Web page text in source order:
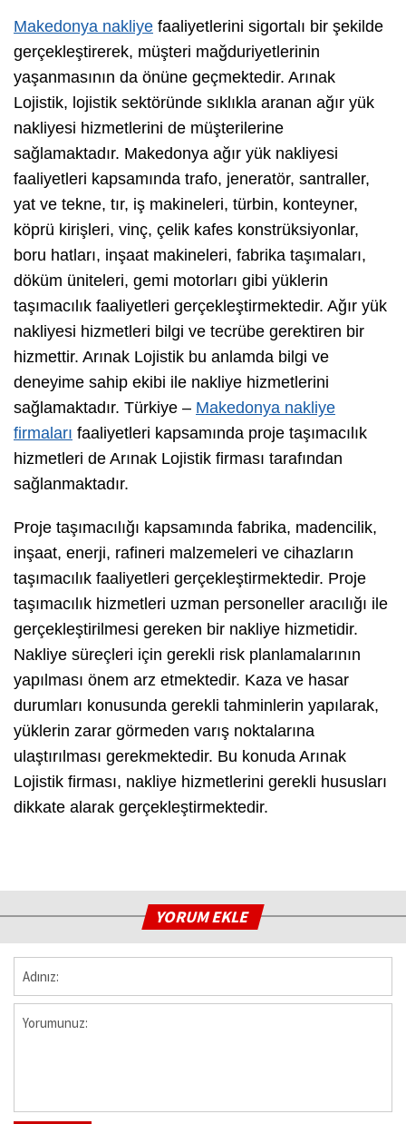
Makedonya nakliye faaliyetlerini sigortalı bir şekilde
gerçekleştirerek, müşteri mağduriyetlerinin
yaşanmasının da önüne geçmektedir. Arınak
Lojistik, lojistik sektöründe sıklıkla aranan ağır yük
nakliyesi hizmetlerini de müşterilerine
sağlamaktadır. Makedonya ağır yük nakliyesi
faaliyetleri kapsamında trafo, jeneratör, santraller,
yat ve tekne, tır, iş makineleri, türbin, konteyner,
köprü kirişleri, vinç, çelik kafes konstrüksiyonlar,
boru hatları, inşaat makineleri, fabrika taşımaları,
döküm üniteleri, gemi motorları gibi yüklerin
taşımacılık faaliyetleri gerçekleştirmektedir. Ağır yük
nakliyesi hizmetleri bilgi ve tecrübe gerektiren bir
hizmettir. Arınak Lojistik bu anlamda bilgi ve
deneyime sahip ekibi ile nakliye hizmetlerini
sağlamaktadır. Türkiye – Makedonya nakliye
firmaları faaliyetleri kapsamında proje taşımacılık
hizmetleri de Arınak Lojistik firması tarafından
sağlanmaktadır.
Proje taşımacılığı kapsamında fabrika, madencilik,
inşaat, enerji, rafineri malzemeleri ve cihazların
taşımacılık faaliyetleri gerçekleştirmektedir. Proje
taşımacılık hizmetleri uzman personeller aracılığı ile
gerçekleştirilmesi gereken bir nakliye hizmetidir.
Nakliye süreçleri için gerekli risk planlamalarının
yapılması önem arz etmektedir. Kaza ve hasar
durumları konusunda gerekli tahminlerin yapılarak,
yüklerin zarar görmeden varış noktalarına
ulaştırılması gerekmektedir. Bu konuda Arınak
Lojistik firması, nakliye hizmetlerini gerekli hususları
dikkate alarak gerçekleştirmektedir.
YORUM EKLE